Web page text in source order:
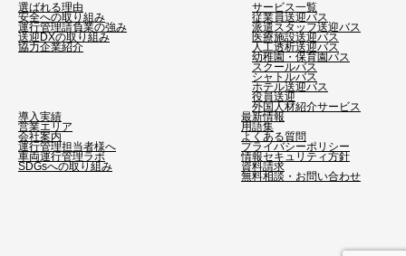
選ばれる理由
安全への取り組み
運行管理請負業の強み
送迎DXの取り組み
協力企業紹介
サービス一覧
従業員送迎バス
派遣スタッフ送迎バス
医療施設送迎バス
人工透析送迎バス
幼稚園・保育園バス
スクールバス
シャトルバス
ホテル送迎バス
役員送迎
外国人材紹介サービス
導入実績
営業エリア
会社案内
運行管理担当者様へ
車両運行管理ラボ
SDGsへの取り組み
最新情報
用語集
よくある質問
プライバシーポリシー
情報セキュリティ方針
資料請求
無料相談・お問い合わせ